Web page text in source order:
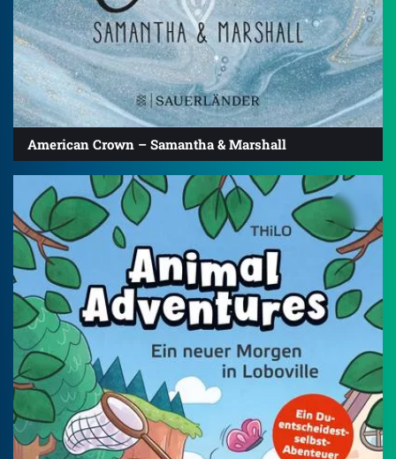
American Crown – Samantha & Marshall